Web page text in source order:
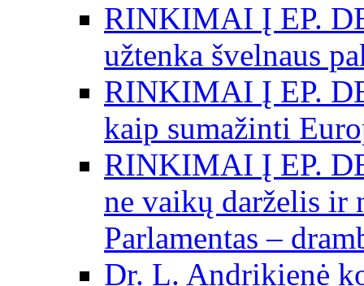
RINKIMAI Į EP.
užtenka švelnaus
RINKIMAI Į EP.
kaip sumažinti
RINKIMAI Į EP.
ne vaikų darželis ir
Parlamentas –
Dr. L. Andrikienė